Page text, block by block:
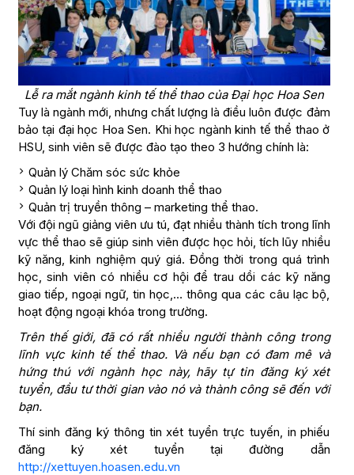
Lễ ra mắt ngành kinh tế thể thao của Đại học Hoa Sen
Tuy là ngành mới, nhưng chất lượng là điều luôn được đảm
bảo tại đại học Hoa Sen. Khi học ngành kinh tế thể thao ở
HSU, sinh viên sẽ được đào tạo theo 3 hướng chính là:
Quản lý Chăm sóc sức khỏe
Quản lý loại hình kinh doanh thể thao
Quản trị truyền thông – marketing thể thao.
Với đội ngũ giảng viên ưu tú, đạt nhiều thành tích trong lĩnh
vực thể thao sẽ giúp sinh viên được học hỏi, tích lũy nhiều
kỹ năng, kinh nghiệm quý giá. Đồng thời trong quá trình
học, sinh viên có nhiều cơ hội để trau dồi các kỹ năng
giao tiếp, ngoại ngữ, tin học,… thông qua các câu lạc bộ,
hoạt động ngoại khóa trong trường.
Trên thế giới, đã có rất nhiều người thành công trong
lĩnh vực kinh tế thể thao. Và nếu bạn có đam mê và
hứng thú với ngành học này, hãy tự tin đăng ký xét
tuyển, đầu tư thời gian vào nó và thành công sẽ đến với
bạn.
Thí sinh đăng ký thông tin xét tuyển trực tuyến, in phiếu
đăng ký xét tuyển tại đường dẫn
http://xettuyen.hoasen.edu.vn